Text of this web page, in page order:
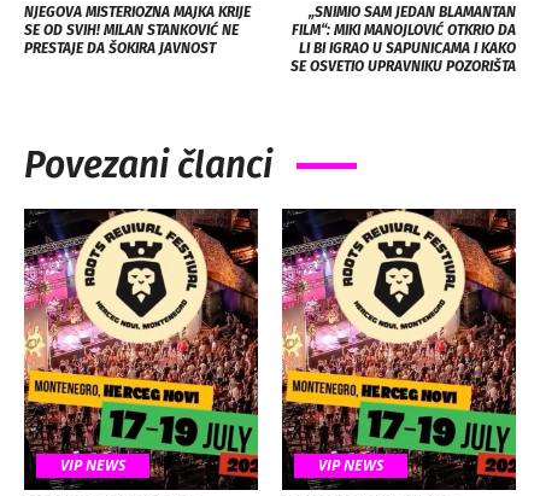
NJEGOVA MISTERIOZNA MAJKA KRIJE
SE OD SVIH! MILAN STANKOVIĆ NE
PRESTAJE DA ŠOKIRA JAVNOST
„SNIMIO SAM JEDAN BLAMANTAN
FILM“: MIKI MANOJLOVIĆ OTKRIO DA
LI BI IGRAO U SAPUNICAMA I KAKO
SE OSVETIO UPRAVNIKU POZORIŠTA
Povezani članci
VIP NEWS VIP NEWS